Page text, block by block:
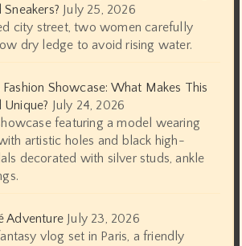
July 25, 2026
city street, two women carefully
dry ledge to avoid rising water.
Showcase: What Makes This
July 24, 2026
featuring a model wearing
artistic holes and black high-
decorated with silver studs, ankle
Adventure July 23, 2026
vlog set in Paris, a friendly